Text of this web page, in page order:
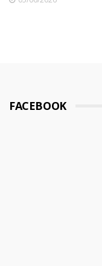
FACEBOOK